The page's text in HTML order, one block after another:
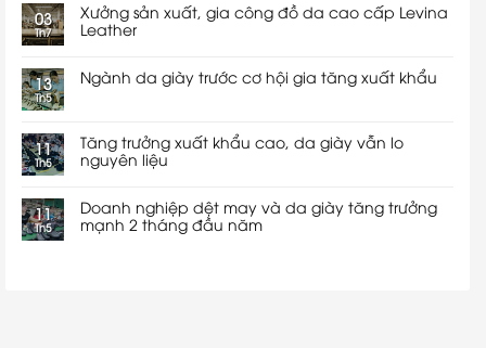
03
Th7
Xưởng sản xuất, gia công đồ da cao cấp Levina
Leather
13
Th5
Ngành da giày trước cơ hội gia tăng xuất khẩu
11
Th5
Tăng trưởng xuất khẩu cao, da giày vẫn lo
nguyên liệu
11
Th5
Doanh nghiệp dệt may và da giày tăng trưởng
mạnh 2 tháng đầu năm